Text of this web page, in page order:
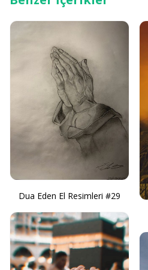
Dua Eden El Resimleri #29